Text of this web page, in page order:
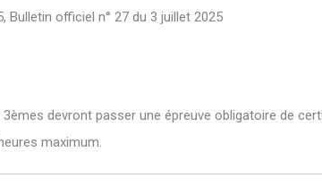
Bulletin officiel n° 27 du 3 juillet 2025
devront passer une épreuve obligatoire de
maximum.